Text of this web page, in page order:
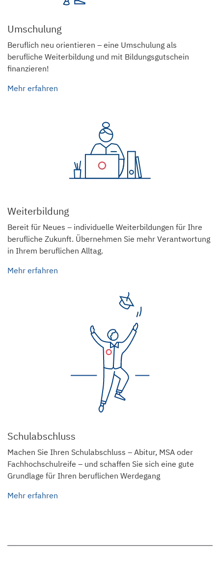
Umschulung
Beruflich neu orientieren – eine Umschulung als
berufliche Weiterbildung und mit Bildungsgutschein
finanzieren!
Mehr erfahren
Weiterbildung
Bereit für Neues – individuelle Weiterbildungen für Ihre
berufliche Zukunft. Übernehmen Sie mehr Verantwortung
in Ihrem beruflichen Alltag.
Mehr erfahren
Schulabschluss
Machen Sie Ihren Schulabschluss – Abitur, MSA oder
Fachhoch­schulreife – und schaffen Sie sich eine gute
Grundlage für Ihren beruflichen Werdegang
Mehr erfahren